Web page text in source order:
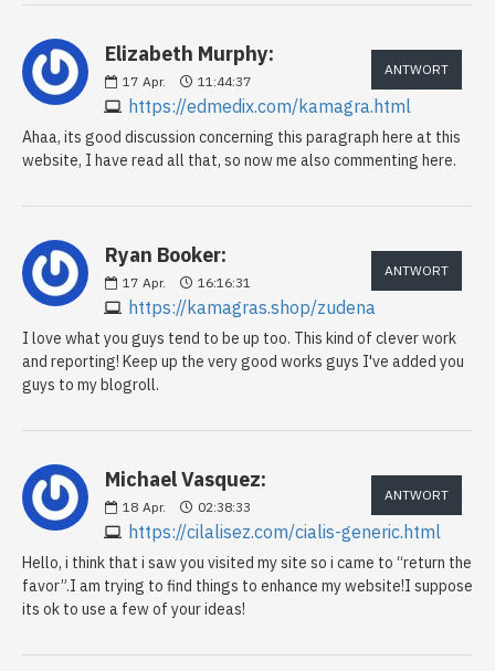
Elizabeth Murphy:
17 Apr. 11:44:37
https://edmedix.com/kamagra.html
ANTWORT
Ahaa, its good discussion concerning this paragraph here at this
website, I have read all that, so now me also commenting here.
Ryan Booker:
17 Apr. 16:16:31
https://kamagras.shop/zudena
ANTWORT
I love what you guys tend to be up too. This kind of clever work
and reporting! Keep up the very good works guys I've added you
guys to my blogroll.
Michael Vasquez:
18 Apr. 02:38:33
https://cilalisez.com/cialis-generic.html
ANTWORT
Hello, i think that i saw you visited my site so i came to “return the
favor”.I am trying to find things to enhance my website!I suppose
its ok to use a few of your ideas!